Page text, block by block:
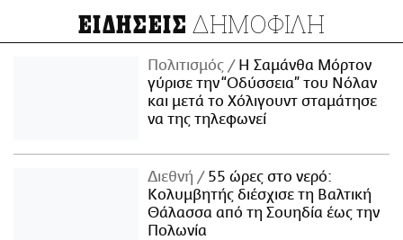
ΕΙΔΗΣΕΙΣ ΔΗΜΟΦΙΛΗ
Πολιτισμός
Η Σαμάνθα Μόρτον
γύρισε την “Οδύσσεια” του Νόλαν
και μετά το Χόλιγουντ σταμάτησε
να της τηλεφωνεί
Διεθνή
55 ώρες στο νερό:
Κολυμβητής διέσχισε τη Βαλτική
Θάλασσα από τη Σουηδία έως την
Πολωνία